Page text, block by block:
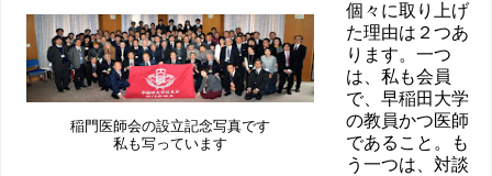
稲門医師会の設立記念写真です
私も写っています
個々に取り上げ
た理由は２つあ
ります。一つ
は、私も会員
で、早稲田大学
の教員かつ医師
であること。も
う一つは、対談